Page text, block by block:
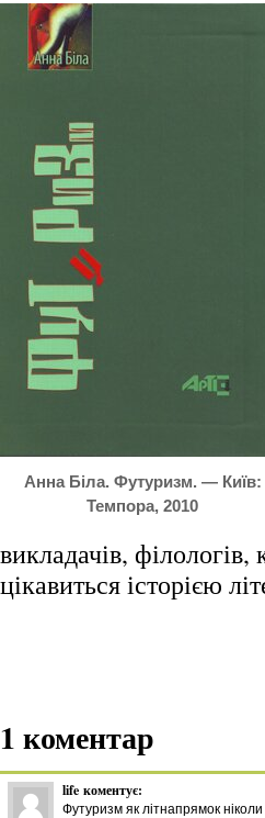
Анна Біла. Футуризм. — Київ:
Темпора, 2010
викладачів, філологів,
цікавиться історією
1 коментар
life коментує:
Футуризм як літнапрямок